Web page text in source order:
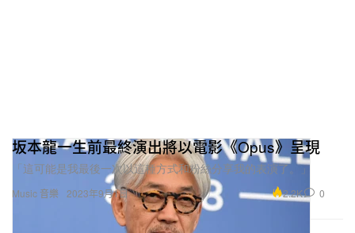
Music 音樂
坂本龍一生前最終演出將以電影《Opus》呈現
「這可能是我最後一次以這種方式和粉絲分享我的表演了。」
2023年9月1日 2.2K 0